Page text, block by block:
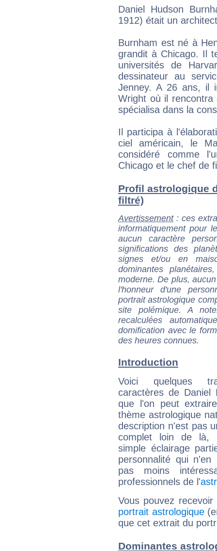
Daniel Hudson
1912) était un
Burnham est né à
grandit à Chicago. Il
universités de
dessinateur au
Jenney. A 26 ans, il
Wright où il rencontra
spécialisa dans la
Il participa à
ciel américain, le
considéré comme
Chicago et le chef de
Profil astrologique
filtré)
Avertissement: ces
informatiquement pour
aucun caractère
significations des
signes et/ou en
dominantes
moderne. De plus,
l'honneur d'une
portrait astrologique
site polémique. A
recalculées
domification avec le
des heures connues.
Introduction
Voici quelques
caractères de Daniel
que l'on peut
thème astrologique
description n'est pas
complet loin de là,
simple éclairage
personnalité qui n'en
pas moins
professionnels de l'
Vous pouvez
portrait astrologique
que cet extrait du
Dominantes